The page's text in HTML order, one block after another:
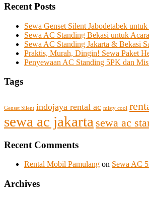
Recent Posts
Sewa Genset Silent Jabodetabek
Sewa AC Standing Bekasi untuk
Sewa AC Standing Jakarta & Bekasi
Praktis, Murah, Dingin! Sewa Paket
Penyewaan AC Standing 5PK dan
Tags
Genset Silent indojaya rental ac misty cool
sewa ac jakarta sewa ac
Recent Comments
Rental Mobil Pamulang on Sewa AC
Archives